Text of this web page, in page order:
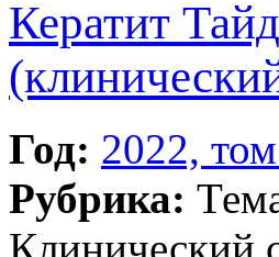
Кератит
Год: 2022,
Рубрика: